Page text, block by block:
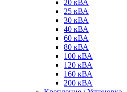
20 кВА
25 кВА
30 кВА
40 кВА
60 кВА
80 кВА
100 кВА
120 кВА
160 кВА
200 кВА